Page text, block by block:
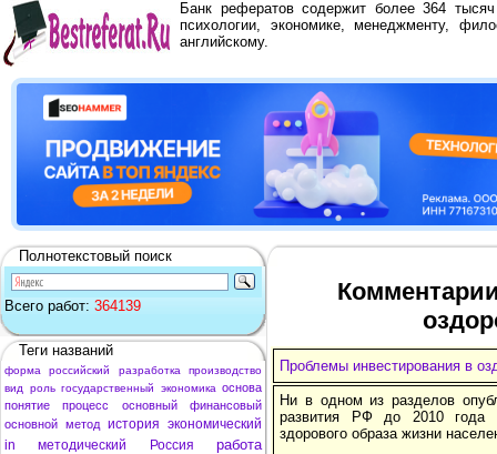
Банк рефератов содержит более 364
психологии, экономике, менеджменту,
английскому.
Полнотекстовый поиск
Всего работ: 364139
Теги названий
форма российский разработка
производство
вид
роль государственный экономика основа
понятие
процесс основный
финансовый
основной метод история экономический
in
методический Россия
работа
Проблемы инвестирования в
Ни в одном из разделов
развития РФ до 2010 года
здорового образа жизни